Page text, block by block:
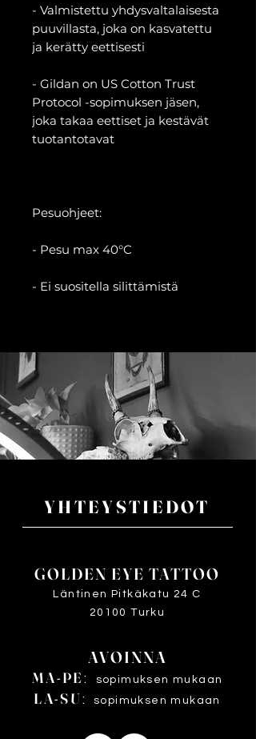
- Valmistettu yhdysvaltalaisesta
puuvillasta, joka on kasvatettu
ja kerätty eettisesti
- Gildan on US Cotton Trust
Protocol -sopimuksen jäsen,
joka takaa eettiset ja kestävät
tuotantotavat
Pesuohjeet:
- Pesu max 40°C
- Ei suositella silittämistä
YHTEYSTIEDOT
GOLDEN EYE TATTOO
Läntinen Pitkäkatu 24 C
20100 Turku
AVOINNA
MA-PE: sopimuksen mukaan
LA-SU: sopimuksen mukaan